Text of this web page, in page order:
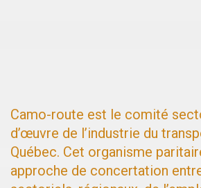
Camo-route est le comité
d’œuvre de l’industrie du
Québec. Cet organisme
approche de concertation